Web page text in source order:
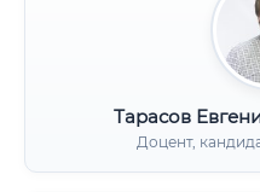
Тарасов
Доцент,